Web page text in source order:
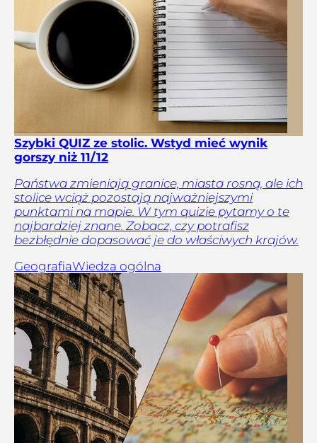
Szybki QUIZ ze stolic. Wstyd mieć wynik
gorszy niż 11/12
Państwa zmieniają granice, miasta rosną, ale ich
stolice wciąż pozostają najważniejszymi
punktami na mapie. W tym quizie pytamy o te
najbardziej znane. Zobacz, czy potrafisz
bezbłędnie dopasować je do właściwych krajów.
GeografiaWiedza ogólna